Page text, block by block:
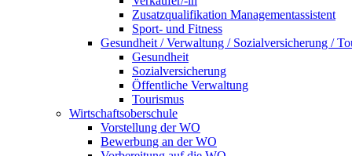
Zusatzqualifikation Managementassistent
Sport- und Fitness
Gesundheit / Verwaltung / Sozialversicherung /
Gesundheit
Sozialversicherung
Öffentliche Verwaltung
Tourismus
Wirtschaftsoberschule
Vorstellung der WO
Bewerbung an der WO